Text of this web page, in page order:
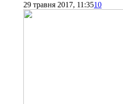
29 травня 2017, 11:3510